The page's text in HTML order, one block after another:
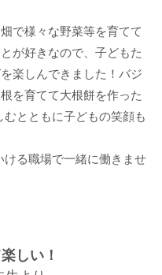
で様々な野菜等を育てて
が好きなので、子どもた
楽しんできました！バジ
を育てて大根餅を作った
むとともに子どもの笑顔も
ける職場で一緒に働きませ
しい！